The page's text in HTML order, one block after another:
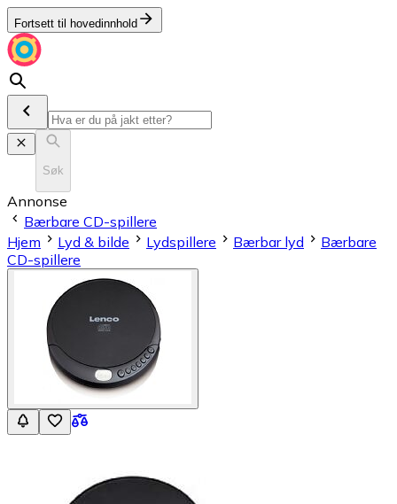
Fortsett til hovedinnhold
Søk
Annonse
Bærbare CD-spillere
Hjem
Lyd & bilde Lydspillere Bærbar lyd
Bærbare
CD-spillere